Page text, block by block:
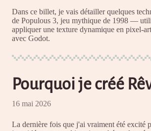
Dans ce billet, je vais détailler quelques
de Populous 3, jeu mythique de 1998 —
appliquer une texture dynamique en pixel-
avec Godot.
Pourquoi je créé
16 mai 2026
La dernière fois que j'ai vraiment été excité